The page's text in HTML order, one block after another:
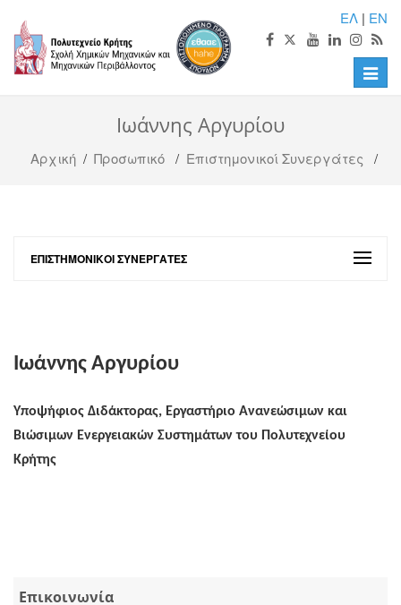
ΕΛ | EN
Toggle
Ιωάννης Αργυρίου
Αρχική/ Προσωπικό/ Επιστημονικοί Συνεργάτες /
ΕΠΙΣΤΗΜΟΝΙΚΟΊ ΣΥΝΕΡΓΆΤΕΣ
Iωάννης Αργυρίου
Υποψήφιος Διδάκτορας, Εργαστήριο Ανανεώσιμων και
Βιώσιμων Ενεργειακών Συστημάτων του Πολυτεχνείου
Κρήτης
Επικοινωνία